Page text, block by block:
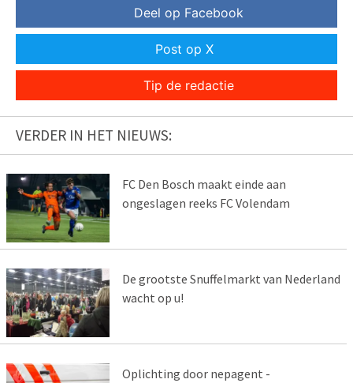
Deel op Facebook
Post op X
Tip de redactie
VERDER IN HET NIEUWS:
FC Den Bosch maakt einde aan
ongeslagen reeks FC Volendam
De grootste Snuffelmarkt van Nederland
wacht op u!
Oplichting door nepagent -